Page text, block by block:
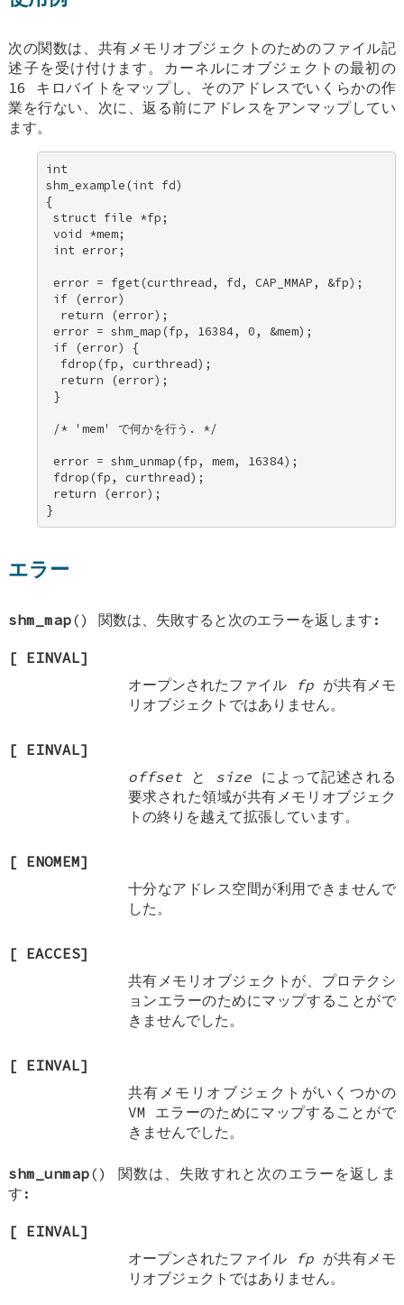
次の関数は、共有メモリオブジェクトのためのファイル記
述子を受け付けます。カーネルにオブジェクトの最初の
16 キロバイトをマップし、そのアドレスでいくらかの作
業を行ない、次に、返る前にアドレスをアンマップしてい
ます。
int
shm_example(int fd)
{
struct file *fp;
void *mem;
int error;
error = fget(curthread, fd, CAP_MMAP, &fp);
if (error)
  return (error);
error = shm_map(fp, 16384, 0, &mem);
if (error) {
  fdrop(fp, curthread);
  return (error);
}
/* 'mem' で何かを行う. */
error = shm_unmap(fp, mem, 16384);
fdrop(fp, curthread);
return (error);
}
エラー
shm_map() 関数は、失敗すると次のエラーを返します:
[ EINVAL]
オープンされたファイル
fp が共有メモ
リオブジェクトではありません。
[ EINVAL]
offsetと size によって記述される
要求された領域が共有メモリオブジェク
トの終りを越えて拡張しています。
[ ENOMEM]
十分なアドレス空間が利用できませんで
した。
[ EACCES]
共有メモリオブジェクトが、プロテクシ
ョンエラーのためにマップすることがで
きませんでした。
[ EINVAL]
共有メモリオブジェクトがいくつかの
VM エラーのためにマップすることがで
きませんでした。
shm_unmap() 関数は、失敗すれと次のエラーを返しま
す:
[ EINVAL]
オープンされたファイル
fp が共有メモ
リオブジェクトではありません。